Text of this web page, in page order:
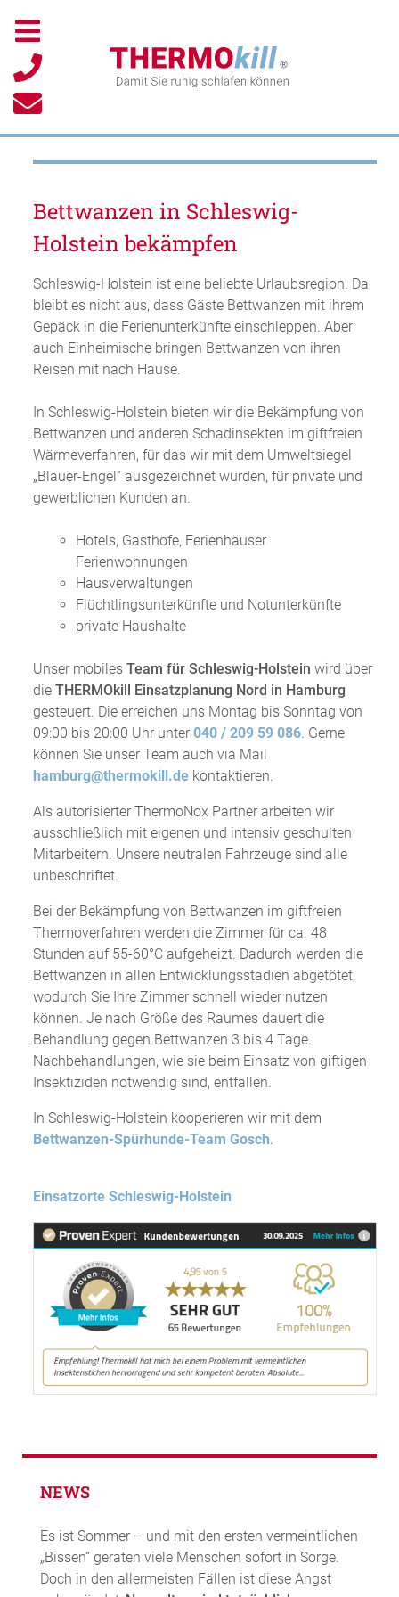
Bettwanzen in Schleswig-
Holstein bekämpfen
Schleswig-Holstein ist eine beliebte Urlaubsregion. Da
bleibt es nicht aus, dass Gäste Bettwanzen mit ihrem
Gepäck in die Ferienunterkünfte einschleppen. Aber
auch Einheimische bringen Bettwanzen von ihren
Reisen mit nach Hause.
In Schleswig-Holstein bieten wir die Bekämpfung von
Bettwanzen und anderen Schadinsekten im giftfreien
Wärmeverfahren, für das wir mit dem Umweltsiegel
„Blauer-Engel“ ausgezeichnet wurden, für private und
gewerblichen Kunden an.
Hotels, Gasthöfe, Ferienhäuser
Ferienwohnungen
Hausverwaltungen
Flüchtlingsunterkünfte und Notunterkünfte
private Haushalte
Unser mobiles Team für Schleswig-Holstein wird über
die THERMOkill Einsatzplanung Nord in Hamburg
gesteuert. Die erreichen uns Montag bis Sonntag von
09:00 bis 20:00 Uhr unter 040 / 209 59 086. Gerne
können Sie unser Team auch via Mail
hamburg@thermokill.de kontaktieren.
Als autorisierter ThermoNox Partner arbeiten wir
ausschließlich mit eigenen und intensiv geschulten
Mitarbeitern. Unsere neutralen Fahrzeuge sind alle
unbeschriftet.
Bei der Bekämpfung von Bettwanzen im giftfreien
Thermoverfahren werden die Zimmer für ca. 48
Stunden auf 55-60°C aufgeheizt. Dadurch werden die
Bettwanzen in allen Entwicklungsstadien abgetötet,
wodurch Sie Ihre Zimmer schnell wieder nutzen
können. Je nach Größe des Raumes dauert die
Behandlung gegen Bettwanzen 3 bis 4 Tage.
Nachbehandlungen, wie sie beim Einsatz von giftigen
Insektiziden notwendig sind, entfallen.
In Schleswig-Holstein kooperieren wir mit dem
Bettwanzen-Spürhunde-Team Gosch.
Einsatzorte Schleswig-Holstein
NEWS
Es ist Sommer – und mit den ersten vermeintlichen
„Bissen“ geraten viele Menschen sofort in Sorge.
Doch in den allermeisten Fällen ist diese Angst